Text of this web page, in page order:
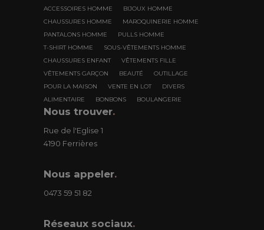
ACCESSOIRES HOMME
BIJOUX HOMME
CHAUSSURES HOMME
MAROQUINERIE HOMME
PANTALONS HOMME
PULLS HOMME
T-SHIRT HOMME
SOUS-VÊTEMENTS HOMME
CHAUSSURES ENFANT
VÊTEMENTS FILLE
VÊTEMENTS GARÇON
BEAUTÉ
OUTILLAGE
POUR LA MAISON
VENTE EN LOT
DIVERS
ALIMENTAIRE
BONBONS BOULANGERIE
Nous trouver.
Rue de l'Eglise 1
4190 Ferrières
Nous appeler.
0473 59 51 82
Réseaux sociaux.